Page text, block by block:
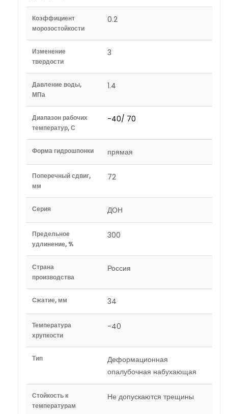
Коэффициент
морозостойкости
0.2
Изменение
твердости
3
Давление воды,
МПа
1.4
Диапазон рабочих
температур, С
-40/ 70
Форма гидрошпонки прямая
Поперечный сдвиг,
мм
72
Серия ДОН
Предельное
удлинение, %
300
Страна
производства
Россия
Сжатие, мм 34
Температура
хрупкости
-40
Тип
Деформационная
опалубочная набухающая
Стойкость к
температурам
Не допускаются трещины